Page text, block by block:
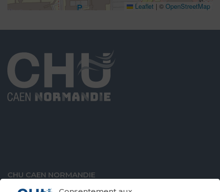
Leaflet | © OpenStreetMap
CHU CAEN NORMANDIE